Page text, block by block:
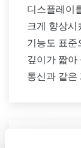
디스플레이
크게 향상시
기능도 표준
깊이가 짧아
통신과 같은